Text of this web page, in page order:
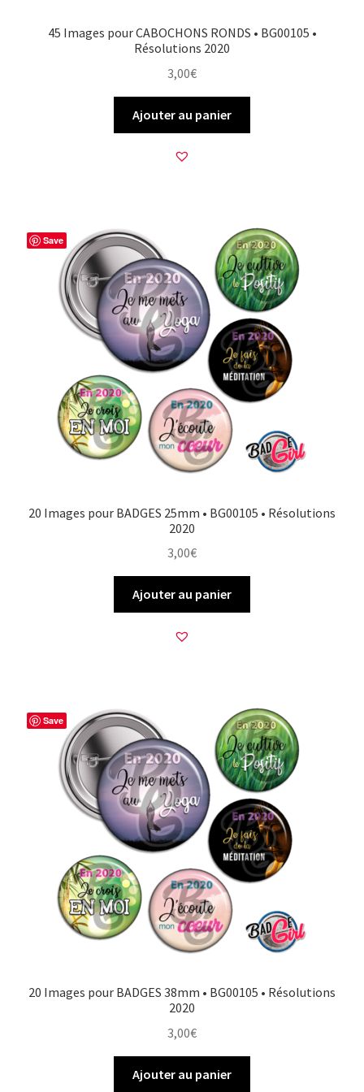
45 Images pour CABOCHONS RONDS • BG00105 •
Résolutions 2020
3,00€
Ajouter au panier
Save
20 Images pour BADGES 25mm • BG00105 • Résolutions
2020
3,00€
Ajouter au panier
Save
20 Images pour BADGES 38mm • BG00105 • Résolutions
2020
3,00€
Ajouter au panier